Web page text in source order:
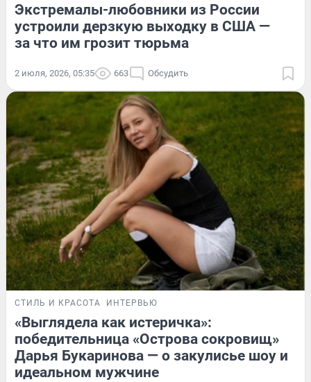
Экстремалы-любовники из России
устроили дерзкую выходку в США —
за что им грозит тюрьма
2 июля, 2026, 05:35 663 Обсудить
СТИЛЬ И КРАСОТА ИНТЕРВЬЮ
«Выглядела как истеричка»:
победительница «Острова сокровищ»
Дарья Букаринова — о закулисье шоу и
идеальном мужчине